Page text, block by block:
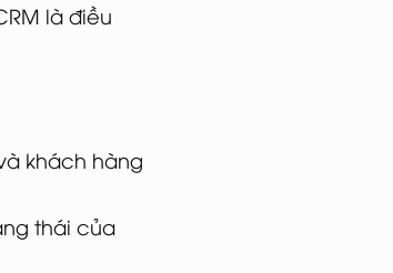
là điều
khách hàng
thái của